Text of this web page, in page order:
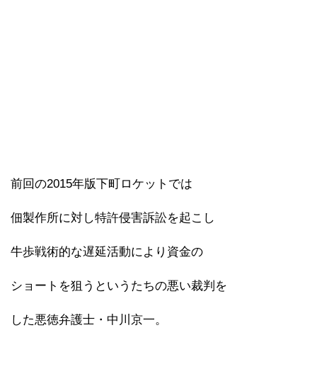
前回の2015年版下町ロケットでは
佃製作所に対し特許侵害訴訟を起こし
牛歩戦術的な遅延活動により資金の
ショートを狙うというたちの悪い裁判を
した悪徳弁護士・中川京一。